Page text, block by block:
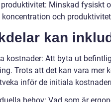
produktivitet: Minskad fysiskt
och
kan
kostnader: Att byta ut
Trots att det kan vara mer
inför de initiala